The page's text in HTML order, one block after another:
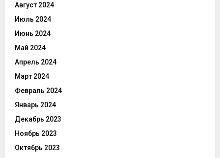
Август 2024
Июль 2024
Июнь 2024
Май 2024
Апрель 2024
Март 2024
Февраль 2024
Январь 2024
Декабрь 2023
Ноябрь 2023
Октябрь 2023